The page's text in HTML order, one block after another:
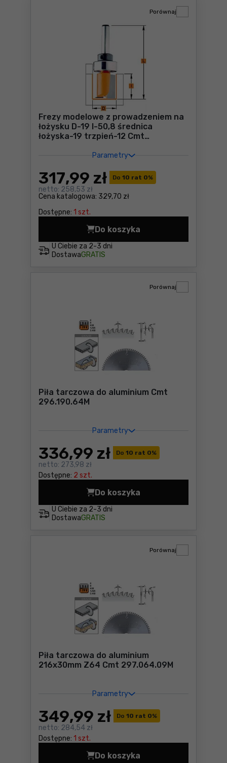
Frezy modelowe z prowadzeniem na
łożysku D-19 I-50,8 średnica
łożyska-19 trzpień-12 Cmt
Parametry
Do 10 rat 0%
Cena katalogowa: 329,70 zł
317,99 zł
netto: 258,53 zł
Dostępne: 1 szt.
Porównaj
U Ciebie za 2-3 dni
DostawaGRATIS
Do koszyka
Frezy modelowe z
Piła tarczowa do aluminium Cmt
296.190.64M
Parametry
Do 10 rat 0%
336,99 zł
netto: 273,98 zł
Dostępne: 2 szt.
Porównaj
U Ciebie za 2-3 dni
DostawaGRATIS
Do koszyka
Piła tarczowa do
Piła tarczowa do aluminium
216x30mm Z64 Cmt 297.064.09M
Parametry
Do 10 rat 0%
349,99 zł
netto: 284,54 zł
Dostępne: 1 szt.
Porównaj
Do koszyka
Piła tarczowa do